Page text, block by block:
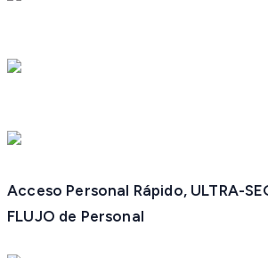
Acceso Personal Rápido, ULTRA-
FLUJO de Personal